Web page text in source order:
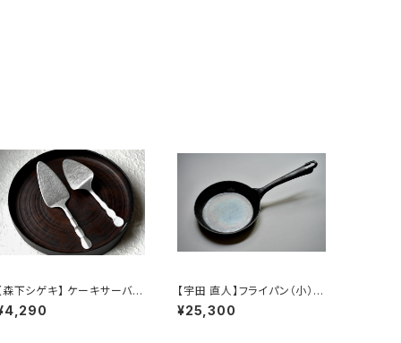
【森下シゲキ】 ケーキサーバー
Morishita】cake
【宇田 直人】フライパン（小）/
【 Naoto Uda 】Frying pan
（S）
¥25,300